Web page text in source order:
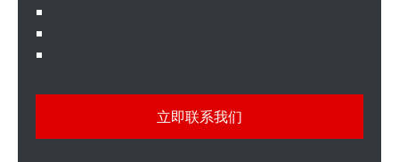
立即联系我们